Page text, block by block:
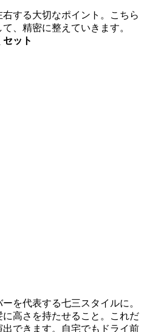
する大切なポイント。こちら
、精密に整えていきます。
ット
を代表する七三スタイルに。
高さを持たせること。これだ
できます。自宅でもドライ前